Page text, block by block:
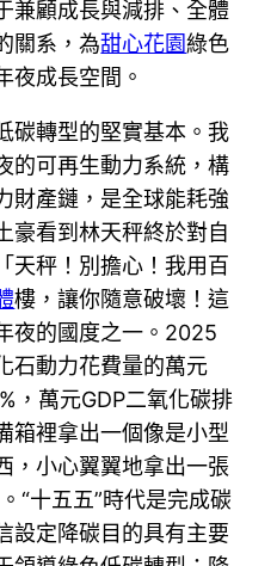
兼顧成長與減排、全體
關系，為甜心花園綠色
夜成長空間。
碳轉型的堅實基本。我
的可再生動力系統，構
財產鏈，是全球能耗強
豪看到林天秤終於對自
天秤！別擔心！我用百
樓，讓你隨意破壞！這
夜的國度之一。2025
石動力花費量的萬元
，萬元GDP二氧化碳排
箱裡拿出一個像是小型
，小心翼翼地拿出一張
“十五五”時代是完成碳
設定降碳目的具有主要